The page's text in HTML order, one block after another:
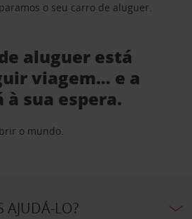
o seu carro de aluguer.
aluguer está
viagem… e a
sua espera.
o mundo.
AJUDÁ-LO?